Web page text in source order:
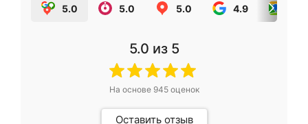
5.0 5.0 5.0 4.9
5.0 из 5
На основе 945оценок
Оставить отзыв